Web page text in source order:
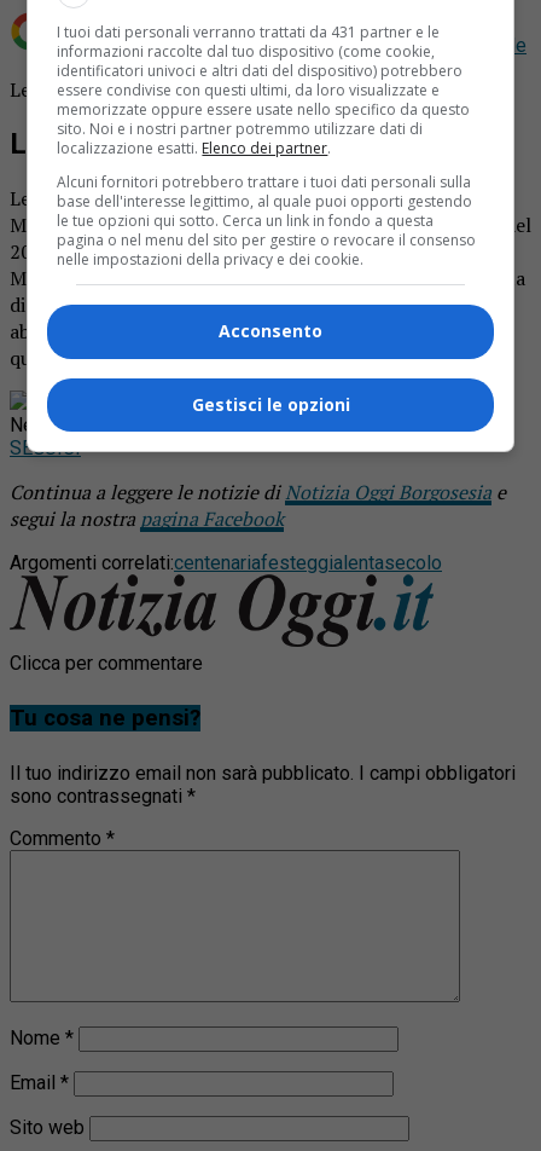
Aggiungi Notizia Oggi.it come Fonte preferita su Google
Lenta festeggia il traguardo del secolo con Luigia Manna.
Lenta festeggia Luigia
Lenta ha festeggiato un compleanno da record. Luigia
Manna ha compiuto 100 anni proprio negli ultimi giorni del
2019. La donna ha ricevuto la visita a casa di don Andrea
Matta e del sindaco Giuseppe Pino Rizzi che l’ha omaggiata
di una targa e di una composizione floreale. La centenaria
abita ancora in casa ed è in perfetta forma nonostante
qualche acciacco dovuto all’età.
Rimani aggiornato seguendoci su Google
News!
SEGUICI
Continua a leggere le notizie diNotizia Oggi Borgosesia e
segui la nostra pagina Facebook
Argomenti correlati:centenariafesteggialentasecolo
Clicca per commentare
Tu cosa ne pensi?
Il tuo indirizzo email non sarà pubblicato. I campi obbligatori
sono contrassegnati *
Commento *
Nome *
Email *
Sito web
I tuoi dati personali verranno trattati da 431 partner e le
informazioni raccolte dal tuo dispositivo (come cookie,
identificatori univoci e altri dati del dispositivo) potrebbero
essere condivise con questi ultimi, da loro visualizzate e
memorizzate oppure essere usate nello specifico da questo
sito. Noi e i nostri partner potremmo utilizzare dati di
localizzazione esatti. Elenco dei partner.
Alcuni fornitori potrebbero trattare i tuoi dati personali sulla
base dell'interesse legittimo, al quale puoi opporti gestendo
le tue opzioni qui sotto. Cerca un link in fondo a questa
pagina o nel menu del sito per gestire o revocare il consenso
nelle impostazioni della privacy e dei cookie.
Acconsento
Gestisci le opzioni